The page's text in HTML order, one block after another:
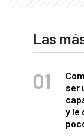
Las
ser
y le